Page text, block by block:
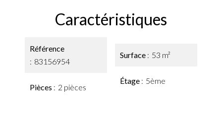
Caractéristiques
Référence
83156954
Pièces 2 pièces
Surface 53 m²
Étage 5ème